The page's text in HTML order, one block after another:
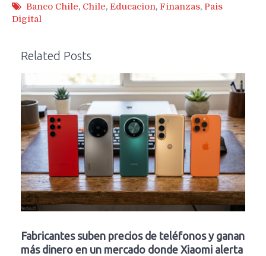
Banco Chile, Chile, Educacion, Finanzas, Pais
Digital
Related Posts
Fabricantes suben precios de teléfonos y ganan
más dinero en un mercado donde Xiaomi alerta